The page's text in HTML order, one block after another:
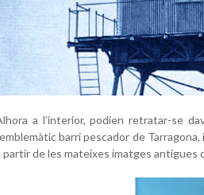
a l’interior, podien retratar-se
barri pescador de
partir de les mateixes imatges antigues